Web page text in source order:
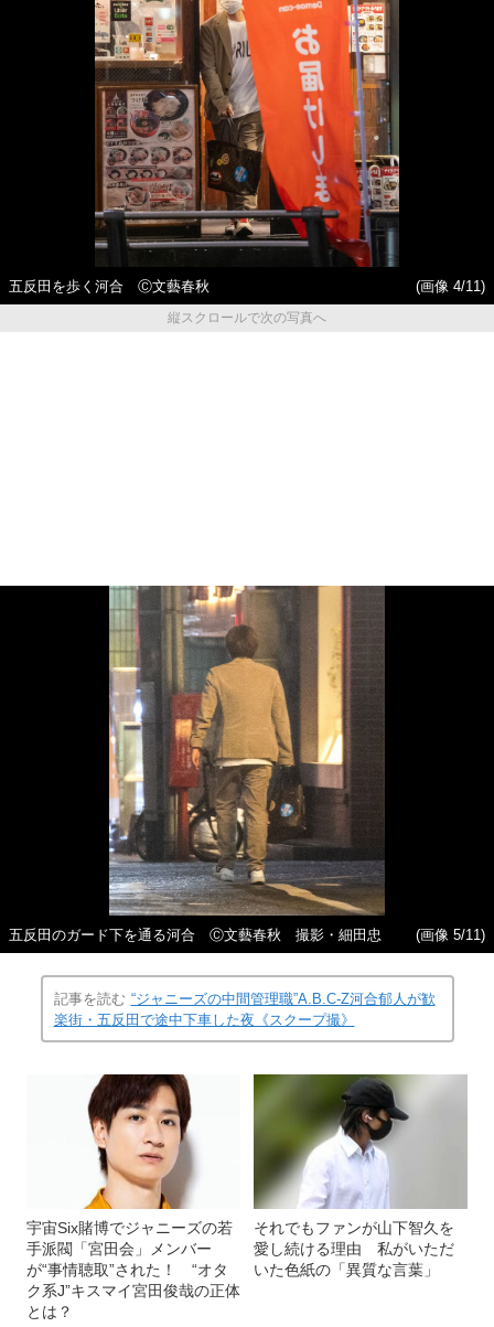
五反田を歩く河合 Ⓒ文藝春秋
(画像 4/11)
縦スクロールで次の写真へ
五反田のガード下を通る河合 Ⓒ文藝春秋 撮影・細田忠 (画像 5/11)
記事を読む “ジャニーズの中間管理職”A.B.C-Z河合郁人が歓
楽街・五反田で途中下車した夜《スクープ撮》
宇宙Six賭博でジャニーズの若
手派閥「宮田会」メンバー
が“事情聴取”された！ “オタ
ク系J”キスマイ宮田俊哉の正体
とは？
それでもファンが山下智久を
愛し続ける理由 私がいただ
いた色紙の「異質な言葉」